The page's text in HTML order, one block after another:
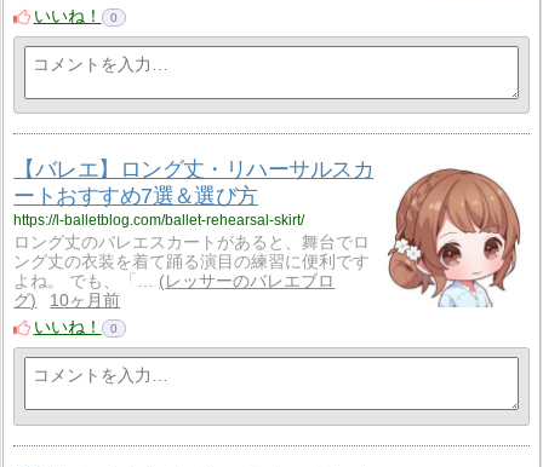
いいね！
0
【バレエ】ロング丈・リハーサルスカ
ートおすすめ7選＆選び方
https://l-balletblog.com/ballet-rehearsal-skirt/
ロング丈のバレエスカートがあると、舞台でロ
ング丈の衣装を着て踊る演目の練習に便利です
よね。 でも、「…
レッサーのバレエブロ
グ
10ヶ月前
いいね！
0